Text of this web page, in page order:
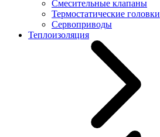
Смесительные клапаны
Термостатические головки
Сервоприводы
Теплоизоляция